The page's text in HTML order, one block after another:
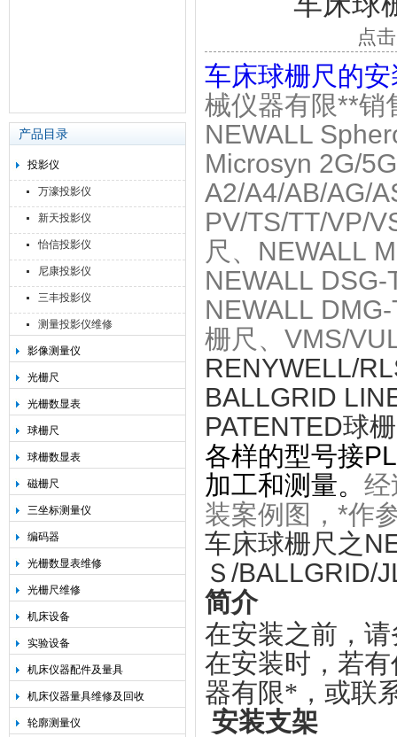
产品目录
投影仪
万濠投影仪
新天投影仪
怡信投影仪
尼康投影仪
三丰投影仪
测量投影仪维修
影像测量仪
光栅尺
光栅数显表
球栅尺
球栅数显表
磁栅尺
三坐标测量仪
编码器
光栅数显表维修
光栅尺维修
机床设备
实验设备
机床仪器配件及量具
机床仪器量具维修及回收
轮廓测量仪
点
车床球栅尺的
械仪器有限**销
NEWALL
Microsyn 2G/
A2/A4/AB/AG/
PV/TS/TT/VP/
尺、NEWALL
NEWALL
NEWALL
栅尺、VMS/
RENYWELL/
BALLGRID
PATENTED球
各样的型号接
加工和测量。 经
装案例图，*作
车床球栅尺之
Ｓ/BALLGRID/
简介
在安装之前，
在安装时，若
器有限*，或联
安装支架